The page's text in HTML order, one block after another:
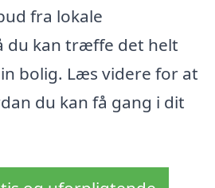
fra lokale
du kan træffe det helt
bolig. Læs videre for at
du kan få gang i dit